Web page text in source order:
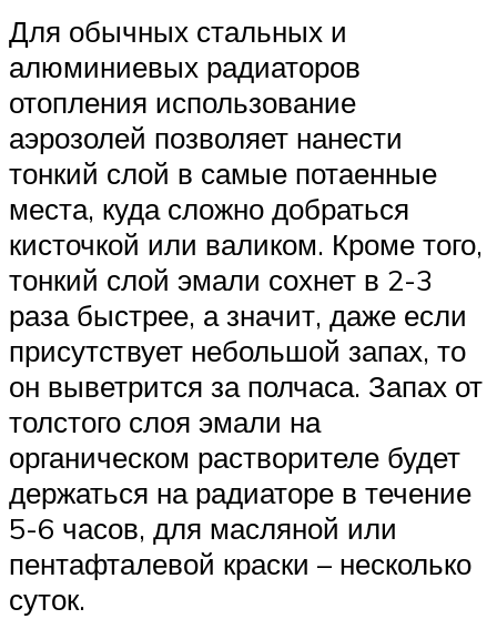
Для обычных стальных и
алюминиевых радиаторов
отопления использование
аэрозолей позволяет нанести
тонкий слой в самые потаенные
места, куда сложно добраться
кисточкой или валиком. Кроме того,
тонкий слой эмали сохнет в 2-3
раза быстрее, а значит, даже если
присутствует небольшой запах, то
он выветрится за полчаса. Запах от
толстого слоя эмали на
органическом растворителе будет
держаться на радиаторе в течение
5-6 часов, для масляной или
пентафталевой краски – несколько
суток.